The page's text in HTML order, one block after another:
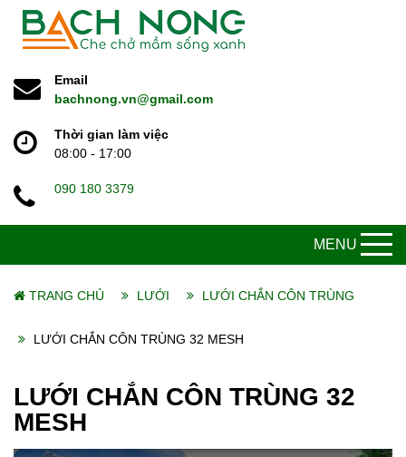
Email
bachnong.vn@gmail.com
Thời gian làm việc
08:00 - 17:00
090 180 3379
MENU
TRANG CHỦ LƯỚI LƯỚI CHẮN CÔN TRÙNG
LƯỚI CHẮN CÔN TRÙNG 32 MESH
LƯỚI CHẮN CÔN TRÙNG 32
MESH